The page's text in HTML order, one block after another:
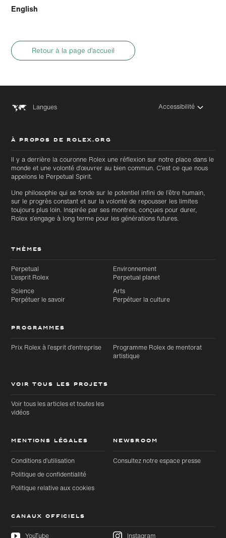
English
Retour à la page d’accueil
Langues Accessibilité
À PROPOS DE ROLEX.ORG
Il y a derrière la couronne Rolex une réflexion sur notre place dans le
monde et une volonté d’œuvrer au bien commun. C’est ce que nous
appelons le Perpetual Spirit.
Une philosophie qui se fonde sur le potentiel infini de l’être humain,
sur le progrès constant et sur la volonté de repousser les limites
toujours plus loin. Inspirée par ses montres, conçues pour durer,
Rolex s’engage à long terme pour les générations futures.
THÈMES
Perpetual
L’esprit Rolex
Environnement
Perpetual planet
Science
Perpétuer le savoir
Arts
Perpétuer la culture
PROGRAMMES
Prix Rolex à l’esprit d’entreprise
Programme Rolex de mentorat
artistique
VOIR TOUS LES PROJETS
Voir tous les articles et toutes les
vidéos
MENTIONS LÉGALES
Conditions d’utilisation
Politique de confidentialité
Politique relative aux cookies
NEWSROOM
Consultez notre espace presse
CANAUX OFFICIELS
YouTube Instagram